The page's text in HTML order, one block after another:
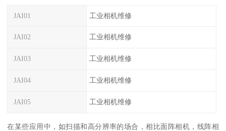
JAI01 工业相机维修
JAI02 工业相机维修
JAI03 工业相机维修
JAI04 工业相机维修
JAI05 工业相机维修
在某些应用中，如扫描和高分辨率的场合，相比面阵相机，线阵相